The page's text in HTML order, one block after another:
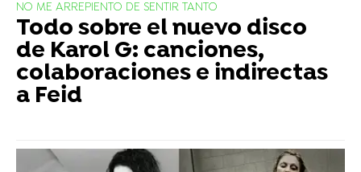
NO ME ARREPIENTO DE SENTIR TANTO
Todo sobre el nuevo disco
de Karol G: canciones,
colaboraciones e indirectas
a Feid